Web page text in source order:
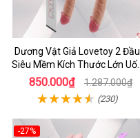
Dương Vật Giả Lovetoy 2 Đầu
Siêu Mềm Kích Thước Lớn Uốn
Cong
850.000₫ 1.287.000₫
(230)
-27%